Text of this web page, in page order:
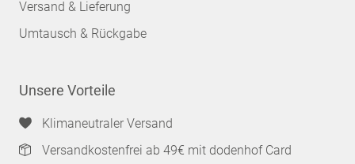
Versand & Lieferung
Umtausch & Rückgabe
Unsere Vorteile
Klimaneutraler Versand
Versandkostenfrei ab 49€ mit dodenhof Card